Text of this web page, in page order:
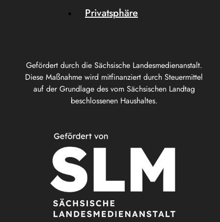
Gefördert durch die Sächsische Landesmedienanstalt.
Diese Maßnahme wird mitfinanziert durch Steuermittel
auf der Grundlage des vom Sächsischen Landtag
beschlossenen Haushaltes.
Privatsphäre